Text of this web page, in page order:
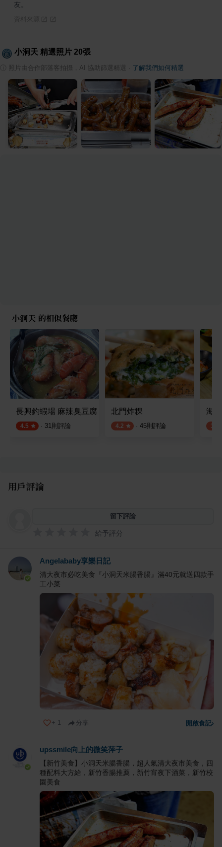
友。
小洞天 精選照片 20張
照片由合作部落客拍攝，AI 協助篩選精選 了解我們如何精選
小洞天 的相似餐廳
長興釣蝦場 麻辣臭豆腐
4.5 · 31則評論
北門炸粿
4.2 · 45則評論
海
3.5
用戶評論
留下評論
給予評分
Angelababy享樂日記
清大夜市必吃美食『小洞天米腸香腸』滿40元就送四款手
工小菜
+ 1 分享 開啟食記›
upssmile向上的微笑萍子
【新竹美食】小洞天米腸香腸，超人氣清大夜市美食，四
種配料大方給，新竹香腸推薦，新竹宵夜下酒菜，新竹校
園美食